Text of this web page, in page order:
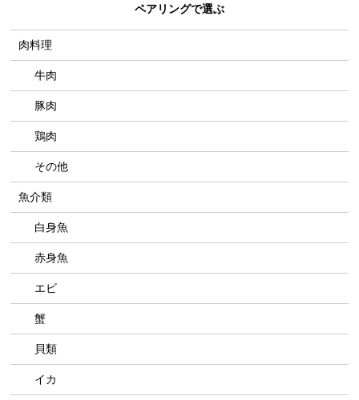
ペアリングで選ぶ
肉料理
牛肉
豚肉
鶏肉
その他
魚介類
白身魚
赤身魚
エビ
蟹
貝類
イカ